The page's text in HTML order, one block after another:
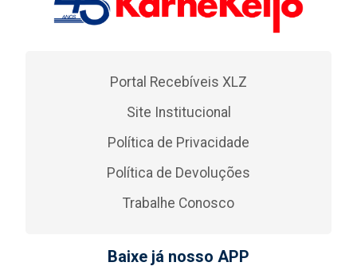
Portal Recebíveis XLZ
Site Institucional
Política de Privacidade
Política de Devoluções
Trabalhe Conosco
Baixe já nosso APP